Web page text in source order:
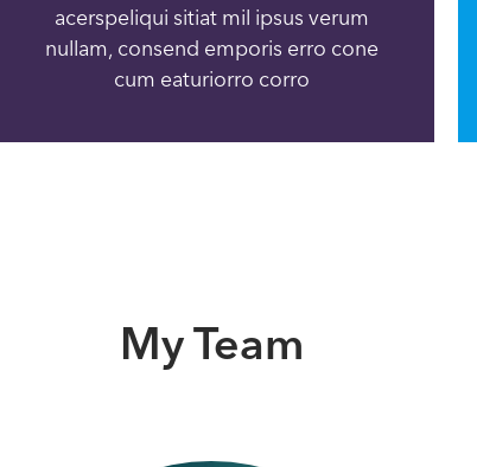
acerspeliqui sitiat mil ipsus verum
nullam, consend emporis erro cone
cum eaturiorro corro
My Team